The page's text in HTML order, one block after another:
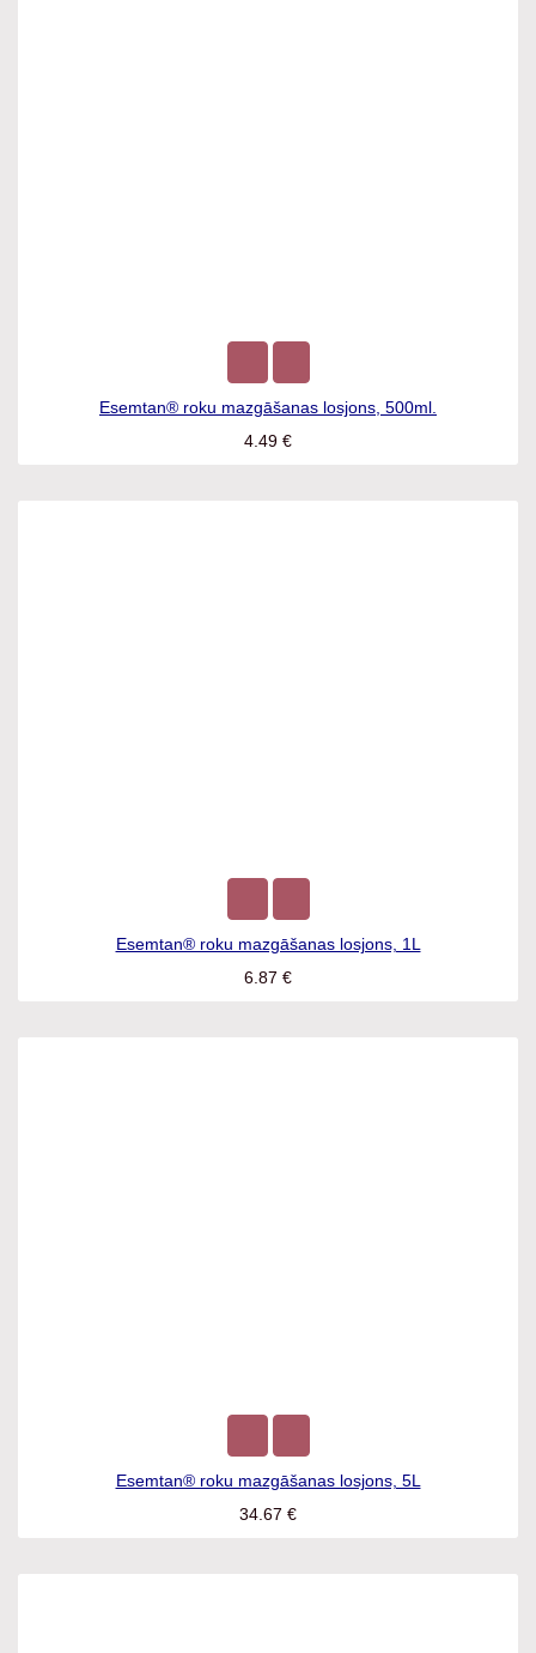
Esemtan® roku mazgāšanas losjons, 500ml.
4.49€
Esemtan® roku mazgāšanas losjons, 1L
6.87 €
Esemtan® roku mazgāšanas losjons, 5L
34.67 €